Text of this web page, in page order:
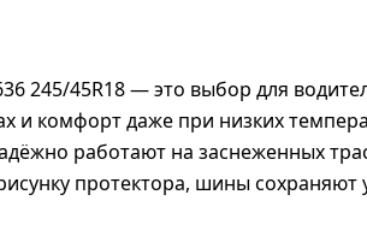
245/45R18 — это выбор для
и комфорт даже при низких
работают на заснеженных
протектора, шины сохраняют